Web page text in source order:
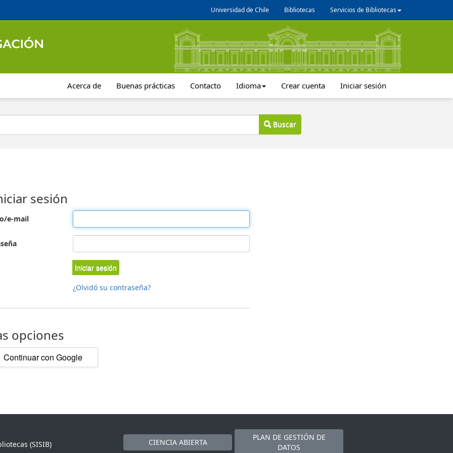
Universidad de Chile Bibliotecas Servicios de Bibliotecas
Acerca de Buenas prácticas Contacto Idioma Crear cuenta Iniciar sesión
Buscar
sesión
e-mail
Iniciar sesión
¿Olvidó su contraseña?
opciones
Continuar con Google
(SISIB)
CIENCIA ABIERTA
PLAN DE GESTIÓN DE
DATOS